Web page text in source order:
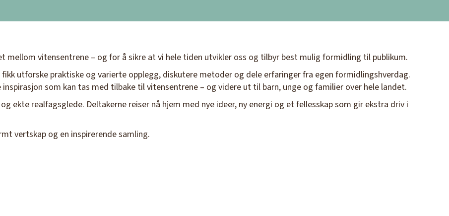
mellom vitensentrene – og for å sikre at vi hele tiden utvikler oss og tilbyr best mulig formidling til publikum.
fikk utforske praktiske og varierte opplegg, diskutere metoder og dele erfaringer fra egen formidlingshverdag.
som kan tas med tilbake til vitensentrene – og videre ut til barn, unge og familier over hele landet.
ekte realfagsglede. Deltakerne reiser nå hjem med nye ideer, ny energi og et fellesskap som gir ekstra driv i
vertskap og en inspirerende samling.